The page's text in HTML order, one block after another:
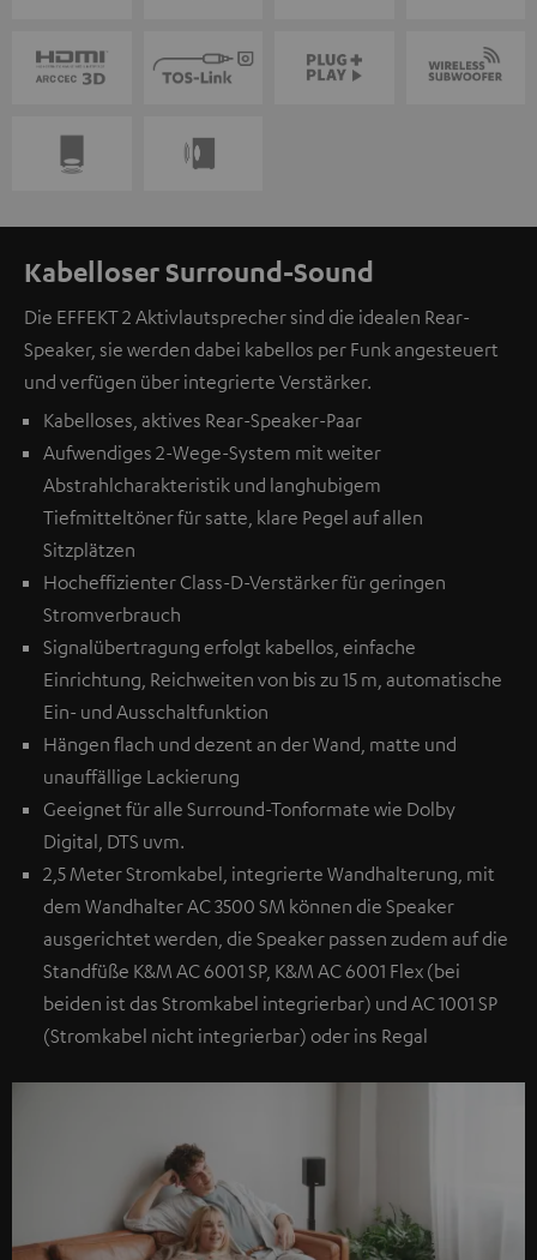
Kabelloser Surround-Sound
Die EFFEKT 2 Aktivlautsprecher sind die idealen Rear-
Speaker, sie werden dabei kabellos per Funk angesteuert
und verfügen über integrierte Verstärker.
Kabelloses, aktives Rear-Speaker-Paar
Aufwendiges 2-Wege-System mit weiter
Abstrahlcharakteristik und langhubigem
Tiefmitteltöner für satte, klare Pegel auf allen
Sitzplätzen
Hocheffizienter Class-D-Verstärker für geringen
Stromverbrauch
Signalübertragung erfolgt kabellos, einfache
Einrichtung, Reichweiten von bis zu 15 m, automatische
Ein- und Ausschaltfunktion
Hängen flach und dezent an der Wand, matte und
unauffällige Lackierung
Geeignet für alle Surround-Tonformate wie Dolby
Digital, DTS uvm.
2,5 Meter Stromkabel, integrierte Wandhalterung, mit
dem Wandhalter AC 3500 SM können die Speaker
ausgerichtet werden, die Speaker passen zudem auf die
Standfüße K&M AC 6001 SP, K&M AC 6001 Flex (bei
beiden ist das Stromkabel integrierbar) und AC 1001 SP
(Stromkabel nicht integrierbar) oder ins Regal